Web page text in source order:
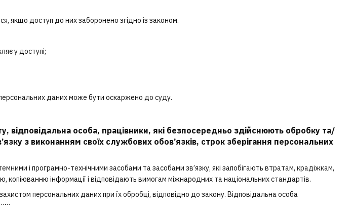
якщо доступ до них заборонено згідно із законом.
у доступі;
даних може бути оскаржено до суду.
відповідальна особа, працівники, які безпосередньо здійснюють обробку та/
з виконанням своїх службових обов’язків, строк зберігання персональних
і програмно-технічними засобами та засобами зв’язку, які запобігають втратам, крадіжкам,
інформації і відповідають вимогам міжнародних та національних стандартів.
персональних даних при їх обробці, відповідно до закону. Відповідальна особа